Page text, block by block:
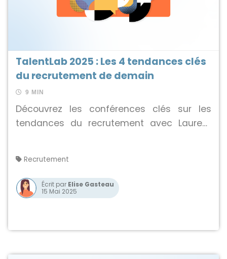
TalentLab 2025 : Les 4 tendances clés
du recrutement de demain
9 MIN
Découvrez les conférences clés sur les
tendances du recrutement avec Laurent
Recrutement
Écrit par Elise Gasteau
15 Mai 2025